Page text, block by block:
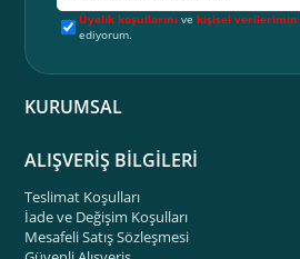
Üyelik koşullarınıve kişisel verilerimin
ediyorum.
KURUMSAL
ALIŞVERİŞ BİLGİLERİ
Teslimat Koşulları
İade ve Değişim Koşulları
Mesafeli Satış Sözleşmesi